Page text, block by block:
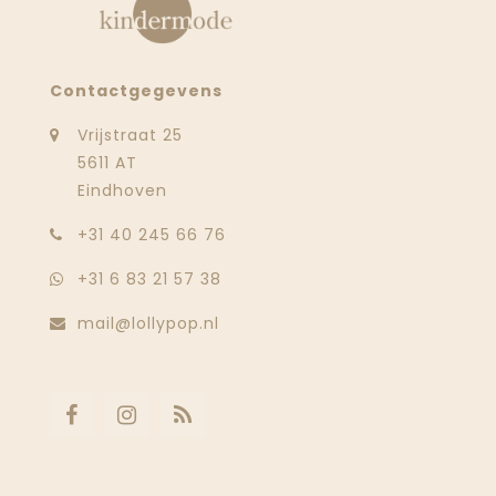
Contactgegevens
Vrijstraat 25
5611 AT
Eindhoven
‭+31 40 245 66 76
+31 6 83 21 57 38
mail@lollypop.nl